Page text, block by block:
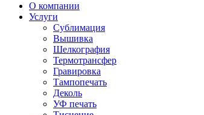
О компании
Услуги
Сублимация
Вышивка
Шелкография
Термотрансфер
Гравировка
Тампопечать
Деколь
УФ печать